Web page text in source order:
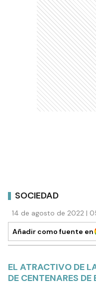
SOCIEDAD
14 de agosto de 2022 |
Añadir como fuente en
EL ATRACTIVO DE
DE CENTENARES